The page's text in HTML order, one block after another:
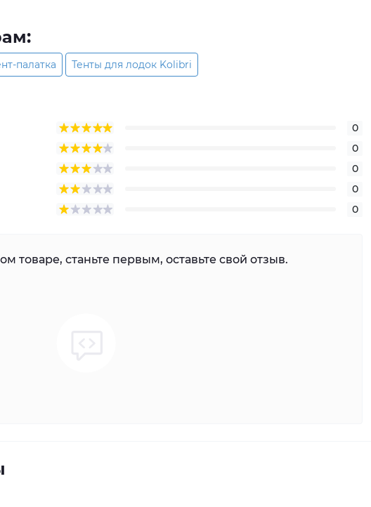
палатка Тенты для лодок Kolibri
0
0
0
0
0
товаре, станьте первым, оставьте свой отзыв.